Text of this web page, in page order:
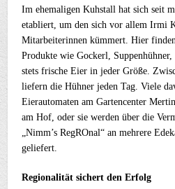
Im ehemaligen Kuhstall hat sich seit
etabliert, um den sich vor allem Irmi
Mitarbeiterinnen kümmert. Hier
Produkte wie Gockerl,
stets frische Eier in jeder Größe.
liefern die Hühner jeden Tag. Viele
Eierautomaten am Gartencenter
am Hof, oder sie werden über die
„Nimm’s RegROnal“ an mehrere
geliefert.
Regionalität sichert den Erfolg